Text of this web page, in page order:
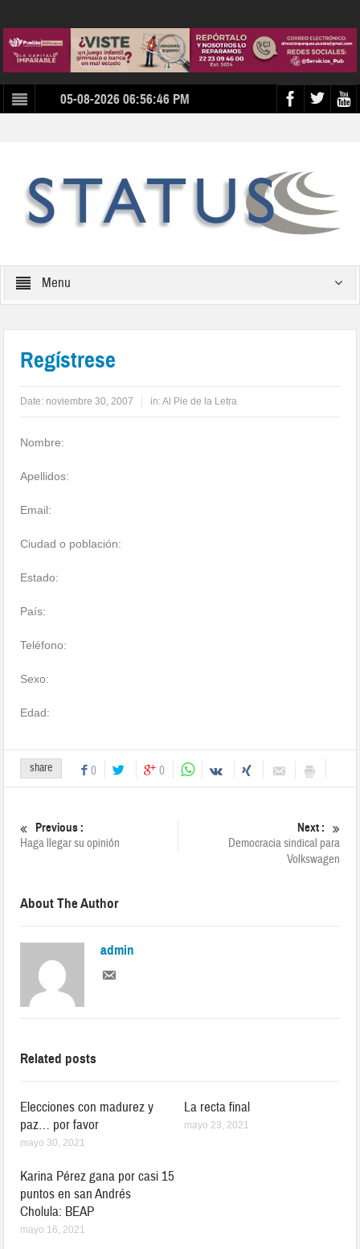
05-08-2026 06:56:46 PM
Menu
Regístrese
Date: noviembre 30, 2007 in:Al Pie de la Letra
Nombre:
Apellidos:
Email:
Ciudad o población:
Estado:
País:
Teléfono:
Sexo:
Edad:
share 0 0
Previous :
Haga llegar su opinión
Next :
Democracia sindical para
Volkswagen
About The Author
admin
Related posts
Elecciones con madurez y
paz… por favor
mayo 30, 2021
La recta final
mayo 23, 2021
Karina Pérez gana por casi 15
puntos en san Andrés
Cholula: BEAP
mayo 16, 2021